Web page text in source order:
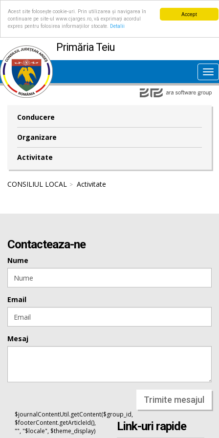
Accept
Acest site folosește cookie-uri. Prin utilizarea și navigarea în
continuare pe site-ul www.cjarges.ro, vă exprimați acordul
expres pentru folosirea informațiilor stocate.
Detalii
Primăria Teiu
Conducere
Organizare
Activitate
CONSILIUL LOCAL Activitate
Contacteaza-ne
Nume
Email
Mesaj
Trimite mesajul
$journalContentUtil.getContent($group_id,
$footerContent.getArticleId(),
"", "$locale", $theme_display)
Link-uri rapide